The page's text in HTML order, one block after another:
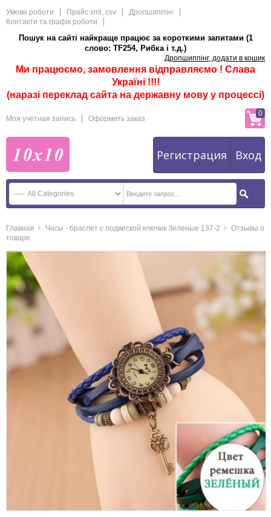
Умови роботи Прайс xml, csv
Дропшиппінг
Контакти та графік роботи
Пошук на сайті найкраще працює за короткими запитами (1
слово: TF254, Рибка і т.д.)
Дропшиппінг, додати в кошик
Ми працюємо, замовлення відправляємо ! Слава
Україні !!!!
(наразі переклад сайта на державну мову у процессі)
Моя учётная запись Оформить заказ
Регистрация Вход
0
Главная Часы - браслет с подвеской ключик Зеленые 137-2
Отзывы о
товаре